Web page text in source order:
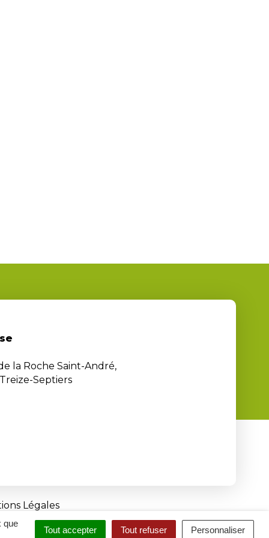
que
Tout accepter Tout refuser Personnaliser
la Roche Saint-André,
Septiers
Légales